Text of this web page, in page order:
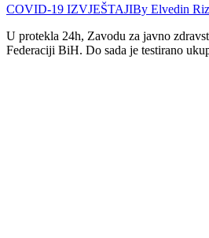
COVID-19 IZVJEŠTAJIBy Elvedin
U protekla 24h, Zavodu za javno
Federaciji BiH. Do sada je testirano